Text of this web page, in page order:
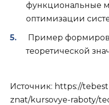
функциональные
оптимизации
Пример
теоретической
Источник: https://
znat/kursovye-raboty/